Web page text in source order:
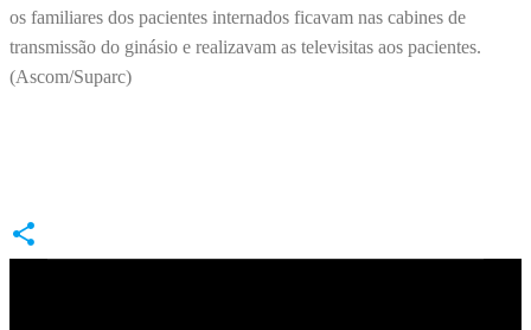
os familiares dos pacientes internados ficavam nas cabines de
transmissão do ginásio e realizavam as televisitas aos pacientes.
(Ascom/Suparc)